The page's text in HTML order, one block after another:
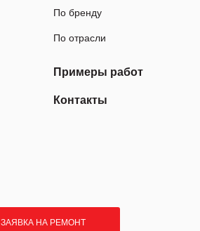
По бренду
По отрасли
Примеры работ
Контакты
ЗАЯВКА НА РЕМОНТ